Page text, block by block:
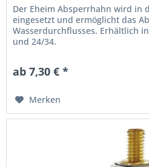
Der Eheim Absperrhahn wird in
eingesetzt und ermöglicht das
Wasserdurchflusses. Erhältlich
und 24/34.
ab 7,30 € *
Merken